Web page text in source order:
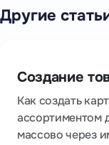
Другие
Создание
Как создать
ассортиментом
массово через